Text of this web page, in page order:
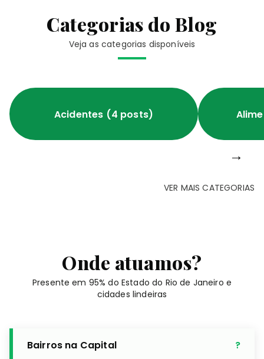
Categorias do Blog
Veja as categorias disponíveis
Acidentes (4 posts)
→
VER MAIS CATEGORIAS
Onde atuamos?
Presente em 95% do Estado do Rio de Janeiro e
cidades lindeiras
Bairros na Capital